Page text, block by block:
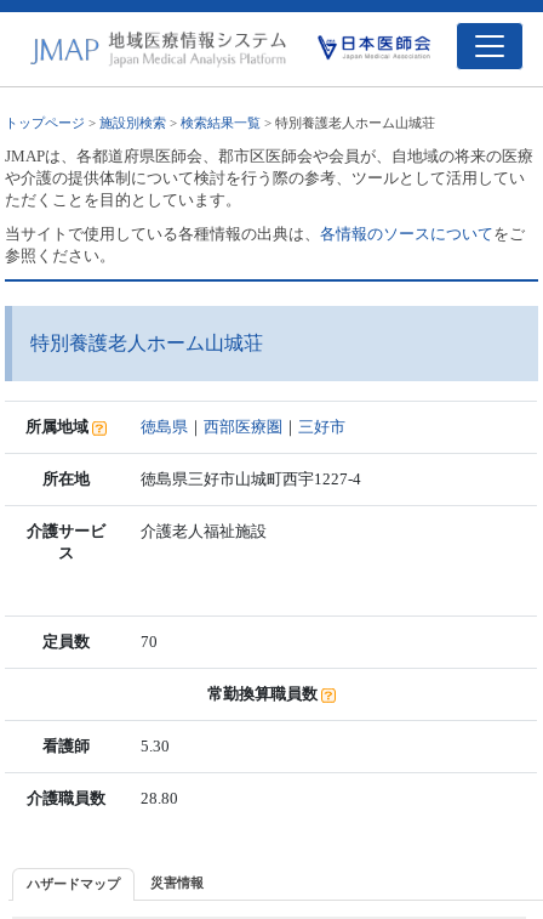
トップページ >施設別検索 >検索結果一覧 > 特別養護老人ホーム山城荘
JMAPは、各都道府県医師会、郡市区医師会や会員が、自地域の将来の医療
や介護の提供体制について検討を行う際の参考、ツールとして活用してい
ただくことを目的としています。
当サイトで使用している各種情報の出典は、各情報のソースについてをご
参照ください。
特別養護老人ホーム山城荘
所属地域 徳島県 ｜西部医療圏 ｜ 三好市
所在地 徳島県三好市山城町西宇1227-4
介護サービ
ス
介護老人福祉施設
定員数 70
常勤換算職員数
看護師 5.30
介護職員数 28.80
ハザードマップ 災害情報